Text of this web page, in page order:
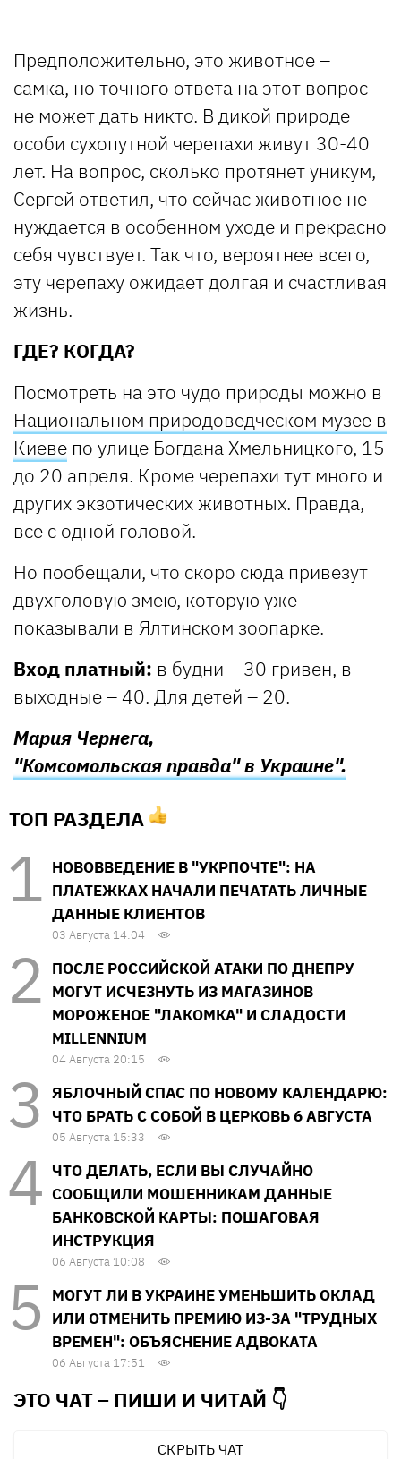
Предположительно, это животное –
самка, но точного ответа на этот вопрос
не может дать никто. В дикой природе
особи сухопутной черепахи живут 30-40
лет. На вопрос, сколько протянет уникум,
Сергей ответил, что сейчас животное не
нуждается в особенном уходе и прекрасно
себя чувствует. Так что, вероятнее всего,
эту черепаху ожидает долгая и счастливая
жизнь.
ГДЕ? КОГДА?
Посмотреть на это чудо природы можно в
Национальном природоведческом музее в
Киеве по улице Богдана Хмельницкого, 15
до 20 апреля. Кроме черепахи тут много и
других экзотических животных. Правда,
все с одной головой.
Но пообещали, что скоро сюда привезут
двухголовую змею, которую уже
показывали в Ялтинском зоопарке.
Вход платный: в будни – 30 гривен, в
выходные – 40. Для детей – 20.
Мария Чернега,
"Комсомольская правда" в Украине".
ТОП РАЗДЕЛА
НОВОВВЕДЕНИЕ В "УКРПОЧТЕ": НА
ПЛАТЕЖКАХ НАЧАЛИ ПЕЧАТАТЬ ЛИЧНЫЕ
ДАННЫЕ КЛИЕНТОВ
03 Августа 14:04
ПОСЛЕ РОССИЙСКОЙ АТАКИ ПО ДНЕПРУ
МОГУТ ИСЧЕЗНУТЬ ИЗ МАГАЗИНОВ
МОРОЖЕНОЕ "ЛАКОМКА" И СЛАДОСТИ
MILLENNIUM
04 Августа 20:15
ЯБЛОЧНЫЙ СПАС ПО НОВОМУ КАЛЕНДАРЮ:
ЧТО БРАТЬ С СОБОЙ В ЦЕРКОВЬ 6 АВГУСТА
05 Августа 15:33
ЧТО ДЕЛАТЬ, ЕСЛИ ВЫ СЛУЧАЙНО
СООБЩИЛИ МОШЕННИКАМ ДАННЫЕ
БАНКОВСКОЙ КАРТЫ: ПОШАГОВАЯ
ИНСТРУКЦИЯ
06 Августа 10:08
МОГУТ ЛИ В УКРАИНЕ УМЕНЬШИТЬ ОКЛАД
ИЛИ ОТМЕНИТЬ ПРЕМИЮ ИЗ-ЗА "ТРУДНЫХ
ВРЕМЕН": ОБЪЯСНЕНИЕ АДВОКАТА
06 Августа 17:51
ЭТО ЧАТ – ПИШИ И ЧИТАЙ 👇
СКРЫТЬ ЧАТ